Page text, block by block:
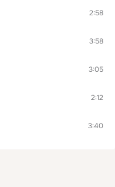
2:58
3:58
3:05
2:12
3:40